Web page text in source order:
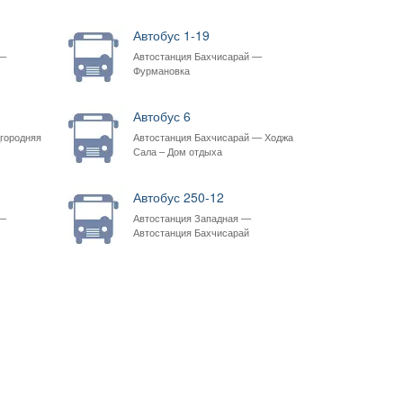
Автобус 1-19
Автостанция Бахчисарай —
Фурмановка
Автобус 6
Автостанция Бахчисарай — Ходжа
Сала – Дом отдыха
Автобус 250-12
Автостанция Западная —
Автостанция Бахчисарай